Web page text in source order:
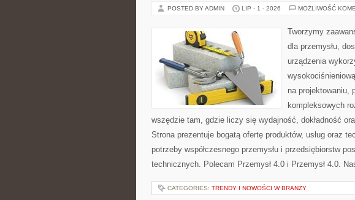
POSTED BY ADMIN LIP - 1 - 2026 MOŻLIWOŚĆ
Tworzymy
dla przemysłu,
urządzenia
na projektowaniu,
kompleksowych
wszędzie tam, gdzie liczy się wydajność, dokładność
Strona prezentuje bogatą ofertę produktów, usług oraz
potrzeby współczesnego przemysłu i przedsiębiorstw
technicznych. Polecam Przemysł 4.0 i Przemysł 4.0.
CATEGORIES: TRENDY I NOWOŚCI W BRANŻY